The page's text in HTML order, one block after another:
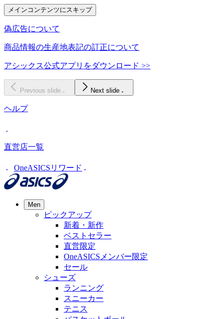
メインコンテンツにスキップ
偽広告について
商品情報の生産地表記の訂正について
アシックス公式アプリをダウンロード >>
Previous slide Next slide
ヘルプ
直営店一覧
OneASICSリワード
Men
ピックアップ
新着・新作
ベストセラー
直営限定
OneASICSメンバー限定
セール
シューズ
ランニング
スニーカー
テニス